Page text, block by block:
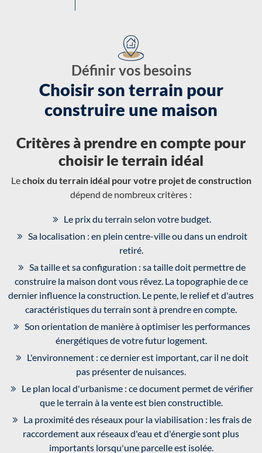
Définir vos besoins
Choisir son terrain pour
construire une maison
Critères à prendre en compte pour
choisir le terrain idéal
Lechoix du terrain idéal pour votre projet de construction
dépend de nombreux critères :
Le prix du terrain selon votre budget.
Sa localisation : en plein centre-ville ou dans un endroit
retiré.
Sa taille et sa configuration : sa taille doit permettre de
construire la maison dont vous rêvez. La topographie de ce
dernier influence la construction. Le pente, le relief et d'autres
caractéristiques du terrain sont à prendre en compte.
Son orientation de manière à optimiser les performances
énergétiques de votre futur logement.
L'environnement : ce dernier est important, car il ne doit
pas présenter de nuisances.
Le plan local d'urbanisme : ce document permet de vérifier
que le terrain à la vente est bien constructible.
La proximité des réseaux pour la viabilisation : les frais de
raccordement aux réseaux d'eau et d'énergie sont plus
importants lorsqu'une parcelle est isolée.